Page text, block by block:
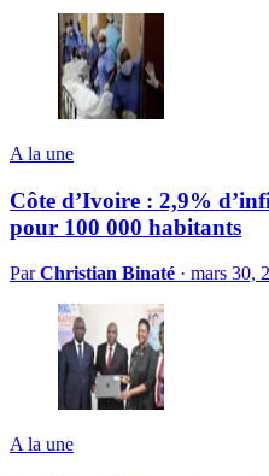
A la une
Côte d’Ivoire : 2,9%
pour 100 000 habitants
ParChristian Binaté · mars 30,
A la une